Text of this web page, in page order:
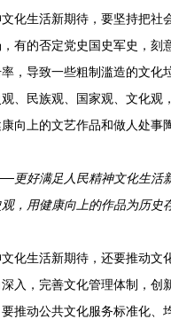
生活新期待，要坚持把社
有的否定党史国史军史，
，导致一些粗制滥造的文
、民族观、国家观、文化
向上的文艺作品和做人处事
更好满足人民精神文化生活
，用健康向上的作品为历史
生活新期待，还要推动文
入，完善文化管理体制，
推动公共文化服务标准化